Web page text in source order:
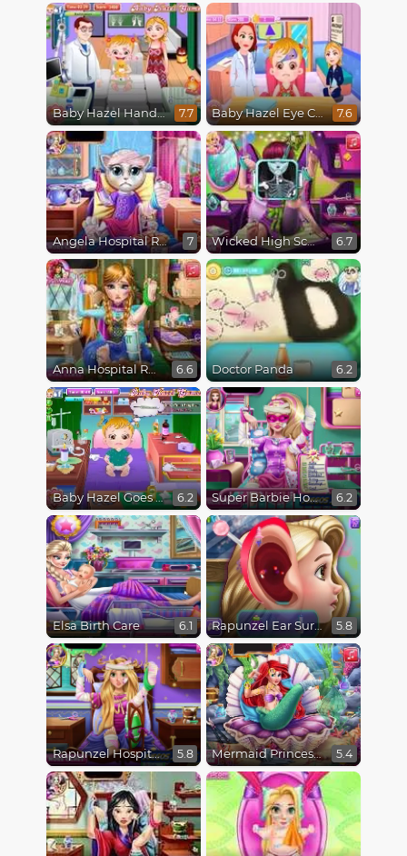
Baby Hazel Hand Fracture 7.7 Baby Hazel Eye Care 7.6
Angela Hospital Recovery 7 Wicked High School Hospital Recovery 6.7
Anna Hospital Recovery 6.6 Doctor Panda 6.2
Baby Hazel Goes Sick 6.2 Super Barbie Hospital Recovery 6.2
Elsa Birth Care 6.1 Rapunzel Ear Surgery 5.8
Rapunzel Hospital Recovery 5.8 Mermaid Princess Hospital Recovery 5.4